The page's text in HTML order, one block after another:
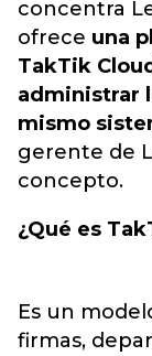
concentra
ofrece una
TakTik
administrar
mismo
gerente de
concepto.
¿Qué es
Es un
firmas,